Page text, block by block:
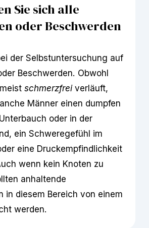
Sie sich alle
oder Beschwerden
der Selbstuntersuchung auf
Beschwerden. Obwohl
schmerzfrei verläuft,
Männer einen dumpfen
oder in der
ein Schweregefühl im
eine Druckempfindlichkeit
wenn kein Knoten zu
anhaltende
in diesem Bereich von einem
werden.